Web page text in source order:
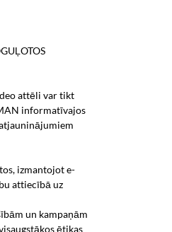
attēli var tikt
informatīvajos
izmantojot e-
attiecībā uz
un kampaņām
ētikas